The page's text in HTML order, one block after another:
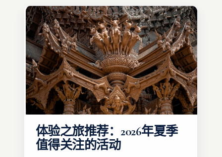
体验之旅推荐：2026年夏季
值得关注的活动